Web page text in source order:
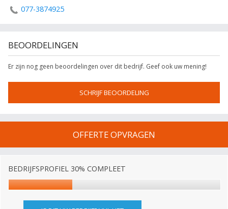
077-3874925
BEOORDELINGEN
Er zijn nog geen beoordelingen over dit bedrijf. Geef ook uw mening!
SCHRIJF BEOORDELING
OFFERTE OPVRAGEN
BEDRIJFSPROFIEL 30% COMPLEET